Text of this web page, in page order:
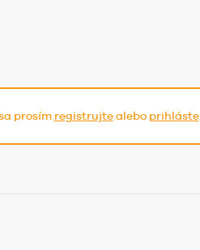
prosím registrujtealebo prihláste.